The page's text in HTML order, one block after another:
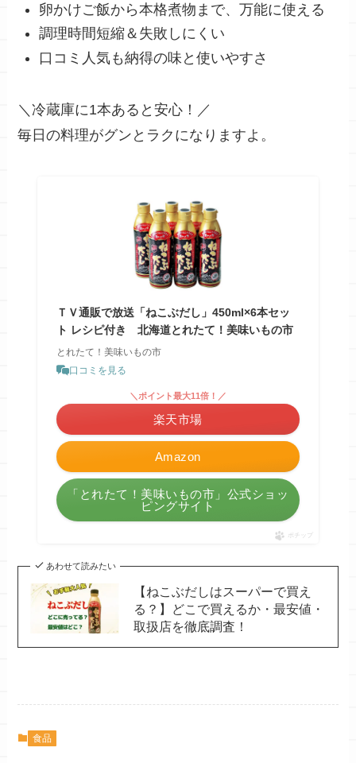
卵かけご飯から本格煮物まで、万能に使える
調理時間短縮＆失敗しにくい
口コミ人気も納得の味と使いやすさ
＼冷蔵庫に1本あると安心！／
毎日の料理がグンとラクになりますよ。
ＴＶ通販で放送「ねこぶだし」450ml×6本セッ
ト レシピ付き 北海道とれたて！美味いもの市
とれたて！美味いもの市
口コミを見る
Amazon
＼ポイント最大11倍！／
楽天市場
「とれたて！美味いもの市」公式ショッ
ピングサイト
ポチップ
あわせて読みたい
【ねこぶだしはスーパーで買え
る？】どこで買えるか・最安値・
取扱店を徹底調査！
食品